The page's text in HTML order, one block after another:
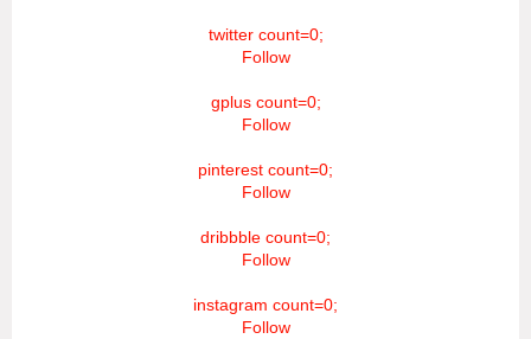
twitter count=0;
Follow
gplus count=0;
Follow
pinterest count=0;
Follow
dribbble count=0;
Follow
instagram count=0;
Follow